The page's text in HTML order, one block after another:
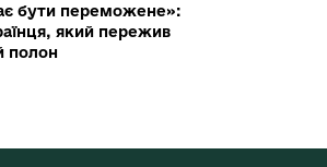
бути переможене»:
який пережив
полон